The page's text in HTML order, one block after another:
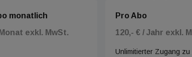
monatlich
exkl. MwSt.
Pro Abo
120,- € / Jahr exkl.
Unlimitierter Zugang zu